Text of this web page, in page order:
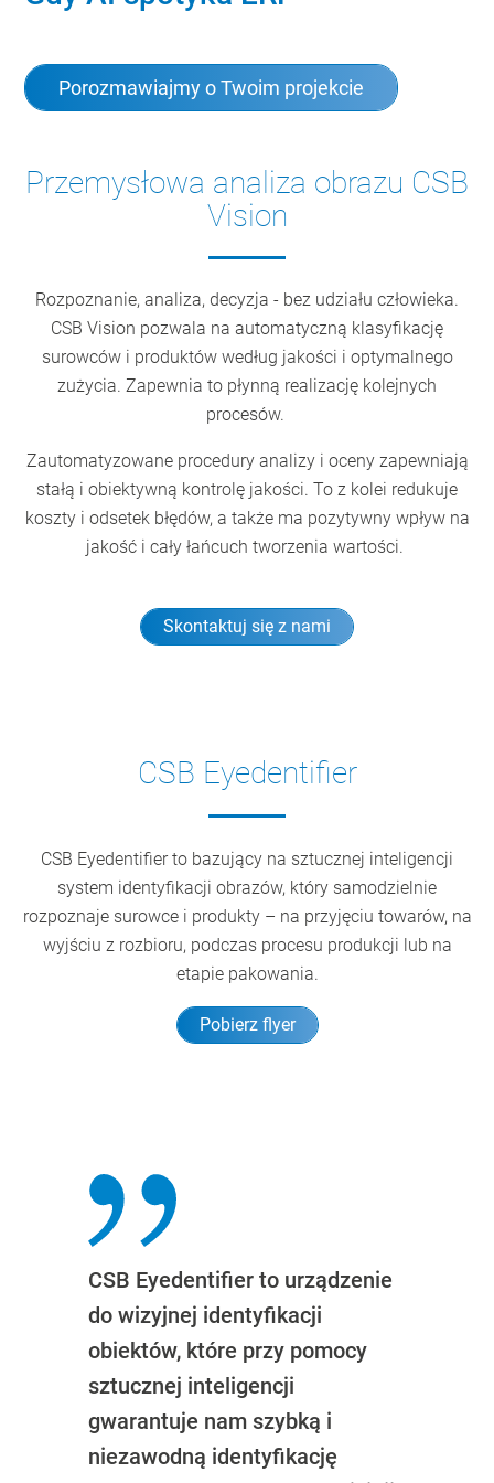
Porozmawiajmy o Twoim projekcie
Przemysłowa analiza obrazu CSB
Vision
Rozpoznanie, analiza, decyzja - bez udziału człowieka.
CSB Vision pozwala na automatyczną klasyfikację
surowców i produktów według jakości i optymalnego
zużycia. Zapewnia to płynną realizację kolejnych
procesów.
Zautomatyzowane procedury analizy i oceny zapewniają
stałą i obiektywną kontrolę jakości. To z kolei redukuje
koszty i odsetek błędów, a także ma pozytywny wpływ na
jakość i cały łańcuch tworzenia wartości.
Skontaktuj się z nami
CSB Eyedentifier
CSB Eyedentifier to bazujący na sztucznej inteligencji
system identyfikacji obrazów, który samodzielnie
rozpoznaje surowce i produkty – na przyjęciu towarów, na
wyjściu z rozbioru, podczas procesu produkcji lub na
etapie pakowania.
Pobierz flyer
CSB Eyedentifier to urządzenie
do wizyjnej identyfikacji
obiektów, które przy pomocy
sztucznej inteligencji
gwarantuje nam szybką i
niezawodną identyfikację